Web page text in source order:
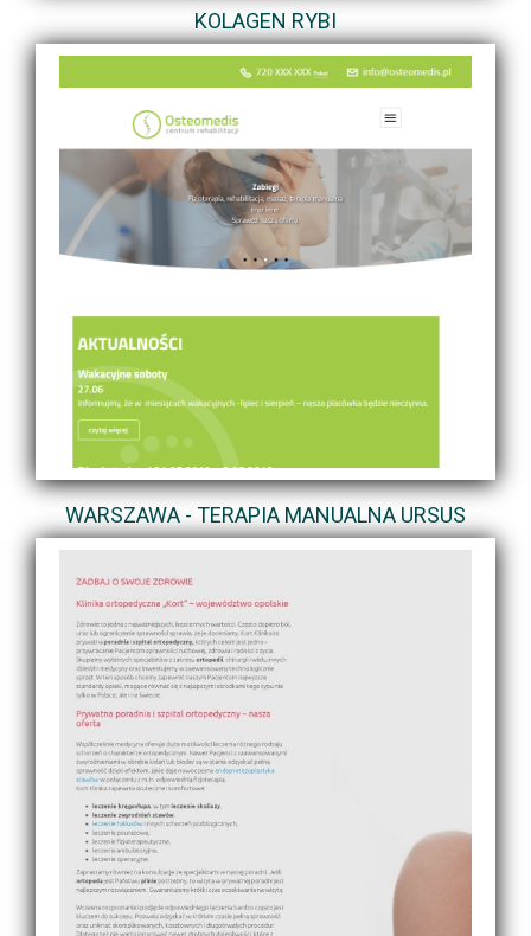
KOLAGEN RYBI
WARSZAWA - TERAPIA MANUALNA URSUS